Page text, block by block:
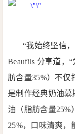
“我始终坚信
Beaufils 分享道，
肪含量35%）不仅
是制作经典奶油
油（脂肪含量25%
25%，口味清爽，